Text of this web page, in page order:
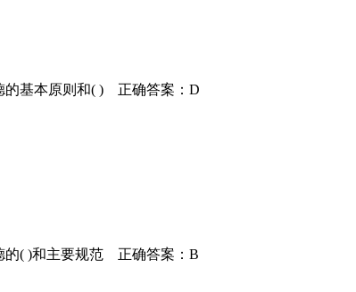
的基本原则和( ) 正确答案：D
的( )和主要规范 正确答案：B